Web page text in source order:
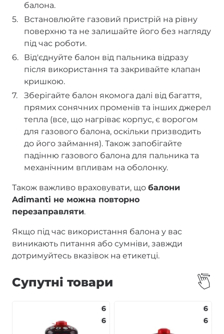
балона.
Встановлюйте газовий пристрій на рівну
поверхню та не залишайте його без нагляду
під час роботи.
Від'єднуйте балон від пальника відразу
після використання та закривайте клапан
кришкою.
Зберігайте балон якомога далі від багаття,
прямих сонячних променів та інших джерел
тепла (все, що нагріває корпус, є ворогом
для газового балона, оскільки призводить
до його займання). Також запобігайте
падінню газового балона для пальника та
механічним впливам на оболонку.
Також важливо враховувати, що балони
Adimanti не можна повторно
перезаправляти.
Якщо під час використання балона у вас
виникають питання або сумніви, завжди
дотримуйтесь вказівок на етикетці.
Супутні товари
6
6
6
6